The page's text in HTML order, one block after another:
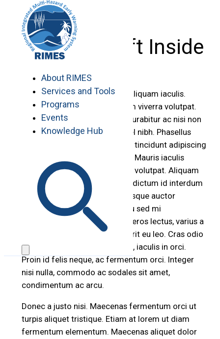
content
About RIMES
Services and Tools
Programs
Events
Knowledge Hub
No Child Left Inside
Vestibulum quis felis ut enim aliquam iaculis.
Nullam pharetra tortor at quam viverra volutpat.
Phasellus vel faucibus dolor. Curabitur ac nisi non
metus dignissim dapibus eu vel nibh. Phasellus
semper dictum dapibus. Etiam tincidunt adipiscing
ipsum. Praesent in urna ipsum. Mauris iaculis
suscipit volutpat. Aliquam erat volutpat. Aliquam
vestibulum lectus vitae sapien dictum id interdum
nunc suscipit. Aenean pellentesque auctor
porttitor. Phasellus auctor arcu sed mi
pellentesque sodales. Aenean eros lectus, varius a
consectetur imperdiet, hendrerit eu leo. Cras odio
libero, cursus ac pharetra vitae, iaculis in orci.
Proin id felis neque, ac fermentum orci. Integer
nisi nulla, commodo ac sodales sit amet,
condimentum ac arcu.
Donec a justo nisi. Maecenas fermentum orci ut
turpis aliquet tristique. Etiam at lorem ut diam
fermentum elementum. Maecenas aliquet dolor